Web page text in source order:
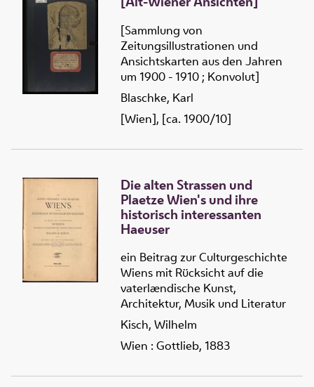
[Sammlung von
Zeitungsillustrationen und
Ansichtskarten aus den Jahren
um 1900 - 1910 ; Konvolut]
Blaschke, Karl
[Wien], [ca. 1900/10]
Die alten Strassen und
Plaetze Wien's und ihre
historisch interessanten
Haeuser
ein Beitrag zur Culturgeschichte
Wiens mit Rücksicht auf die
vaterlændische Kunst,
Architektur, Musik und Literatur
Kisch, Wilhelm
Wien : Gottlieb, 1883